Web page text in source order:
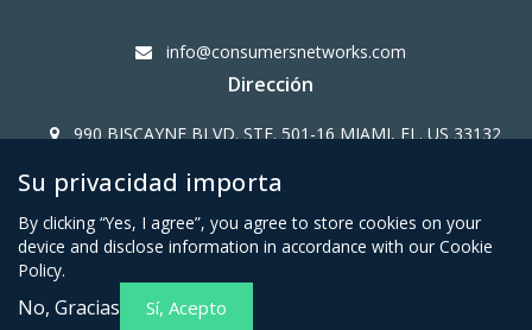
info@consumersnetworks.com
Dirección
990 BISCAYNE BLVD. STE. 501-16 MIAMI, FL. US 33132
Copy Right CONSUMERS NETWORK@2024
Términos y condiciones para
Su privacidad importa
By clicking “Yes, I agree”, you agree to store cookies on your
device and disclose information in accordance with our Cookie
Policy.
No, Gracias Sí, Acepto